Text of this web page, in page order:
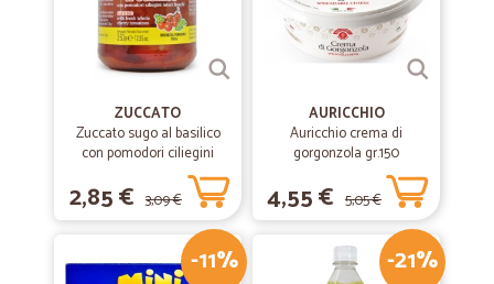
ZUCCATO
Zuccato sugo al basilico
con pomodori ciliegini
interi freschi gr.370
2,85 € 3,09 €
AURICCHIO
Auricchio crema di
gorgonzola gr.150
4,55 € 5,05 €
-11% -21%